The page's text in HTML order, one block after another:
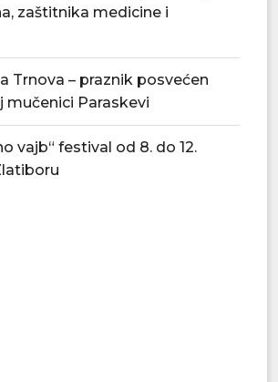
zaštitnika medicine i
Trnova – praznik posvećen
Paraskevi
vajb“ festival od 8. do 12.